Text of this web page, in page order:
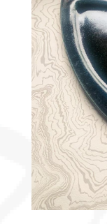
le thé
Pu'Erh
Comment
infuser
votre thé
Contactez-
nous !